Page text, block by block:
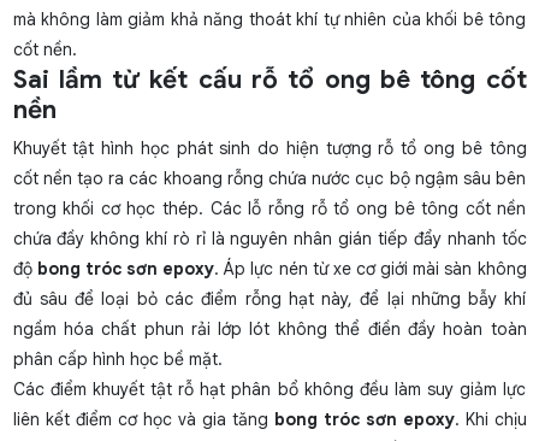
mà không làm giảm khả năng thoát khí tự nhiên của khối bê tông
cốt nền.
Sai lầm từ kết cấu rỗ tổ ong bê tông cốt
nền
Khuyết tật hình học phát sinh do hiện tượngrỗ tổ ong bê tông
cốt nền tạo ra các khoang rỗng chứa nước cục bộ ngậm sâu bên
trong khối cơ học thép. Các lỗ rỗng rỗ tổ ong bê tông cốt nền
chứa đầy không khí rò rỉ là nguyên nhân gián tiếp đẩy nhanh tốc
độ bong tróc sơn epoxy. Áp lực nén từ xe cơ giới mài sàn không
đủ sâu để loại bỏ các điểm rỗng hạt này, để lại những bẫy khí
ngầm hóa chất phun rải lớp lót không thể điền đầy hoàn toàn
phân cấp hình học bề mặt.
Các điểm khuyết tật rỗ hạt phân bổ không đều làm suy giảm lực
liên kết điểm cơ học và gia tăng bong tróc sơn epoxy. Khi chịu